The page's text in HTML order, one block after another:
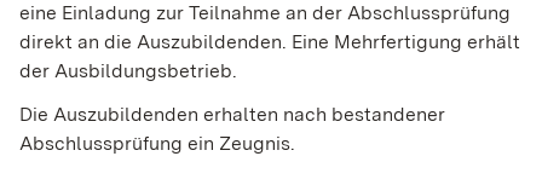
eine Einladung zur Teilnahme an der Abschlussprüfung
direkt an die Auszubildenden. Eine Mehrfertigung erhält
der Ausbildungsbetrieb.
Die Auszubildenden erhalten nach bestandener
Abschlussprüfung ein Zeugnis.